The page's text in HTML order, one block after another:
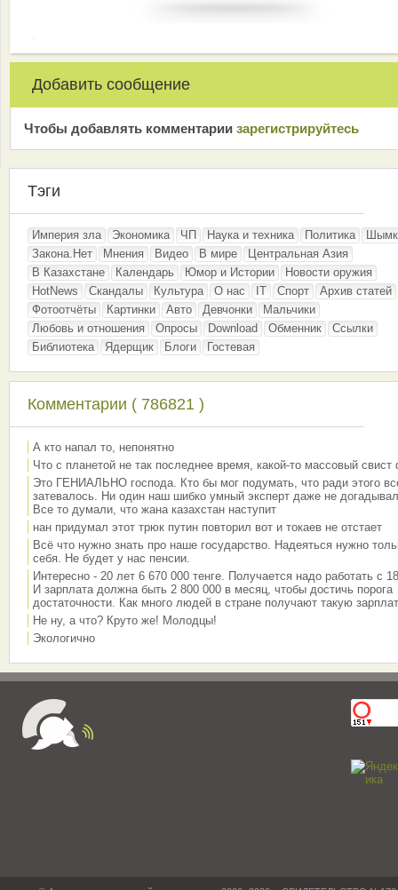
Добавить сообщение
Чтобы добавлять комментарии зарeгиcтрирyйтeсь
Тэги
Империя зла Экономика ЧП Наука и техника Политика
Закона.Нет
Мнения Видео В мире
Центральная Азия
В Казахстане
Календарь Юмор и Истории
Новости оружия
HotNews
Скандалы Культура О нас IT Спорт
Архив статей
Фотоотчёты
Картинки Авто Девчонки
Мальчики
Любовь и отношения
Опросы Download Обменник
Ссылки
Библиотека
Ядерщик Блоги Гостевая
Комментарии ( 786821 )
А кто напал то, непонятно
Что с планетой не так последнее время, какой-то массовый свист
Это ГЕНИАЛЬНО господа. Кто бы мог подумать, что ради этого
затевалось. Ни один наш шибко умный эксперт даже не
Все то думали, что жана казахстан наступит
нан придумал этот трюк путин повторил вот и токаев не отстает
Всё что нужно знать про наше государство. Надеяться нужно
себя. Не будет у нас пенсии.
Интересно - 20 лет 6 670 000 тенге. Получается надо работать с
И зарплата должна быть 2 800 000 в месяц, чтобы достичь порога
достаточности. Как много людей в стране получают такую
Не ну, а что? Круто же! Молодцы!
Экологично